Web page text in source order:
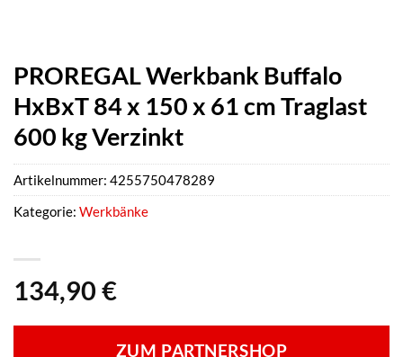
PROREGAL Werkbank Buffalo
HxBxT 84 x 150 x 61 cm Traglast
600 kg Verzinkt
134,90 €
ZUM PARTNERSHOP
Artikelnummer: 4255750478289
Kategorie: Werkbänke